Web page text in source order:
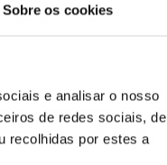
Sobre os cookies
e analisar o nosso
de redes sociais, de
recolhidas por estes a
13,95€O
preço
13,95 €.
12,56€O
preço
12,56 €.
da Casa ao